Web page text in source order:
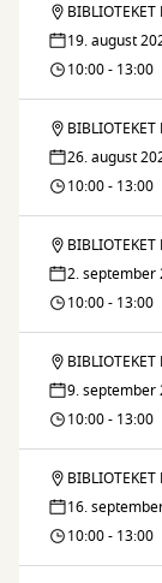
Fiks
og
19. august
10:00 - 13:00
Fiks
og
26. august
10:00 - 13:00
Fiks
og
2. september
10:00 - 13:00
Fiks
og
9. september
10:00 - 13:00
Fiks
og
16.
10:00 - 13:00